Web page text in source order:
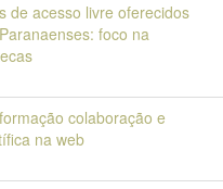
de acesso livre oferecidos
foco na
colaboração e
na web